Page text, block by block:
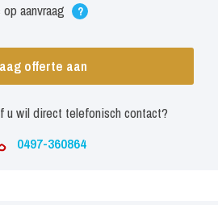
aanvraag ?
offerte aan
u wil direct telefonisch contact?
0497-360864